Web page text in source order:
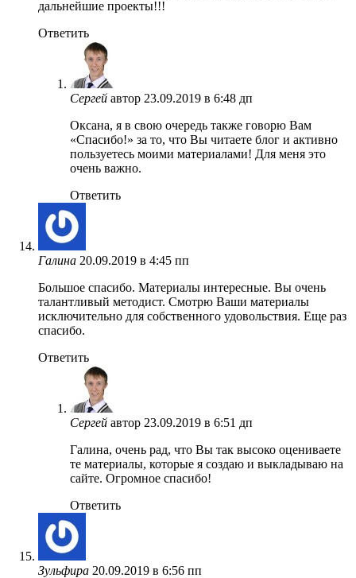
дальнейшие проекты!!!
Ответить
Сергей автор 23.09.2019 в 6:48 дп
Оксана, я в свою очередь также говорю Вам
«Спасибо!» за то, что Вы читаете блог и активно
пользуетесь моими материалами! Для меня это
очень важно.
Ответить
Галина 20.09.2019 в 4:45 пп
Большое спасибо. Материалы интересные. Вы очень
талантливый методист. Смотрю Ваши материалы
исключительно для собственного удовольствия. Еще раз
спасибо.
Ответить
Сергей автор 23.09.2019 в 6:51 дп
Галина, очень рад, что Вы так высоко оцениваете
те материалы, которые я создаю и выкладываю на
сайте. Огромное спасибо!
Ответить
Зульфира 20.09.2019 в 6:56 пп